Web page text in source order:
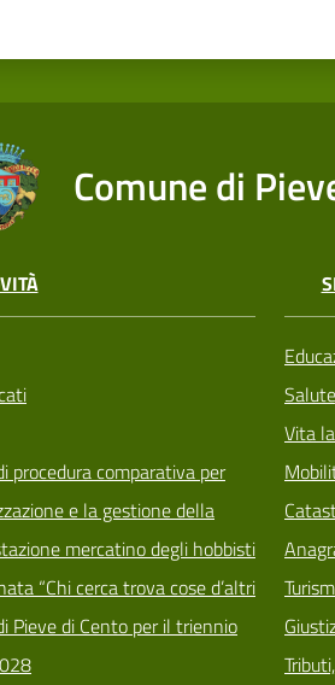
Comune di
procedura comparativa per
e la gestione della
mercatino degli hobbisti
“Chi cerca trova cose d’altri
Pieve di Cento per il triennio
Vita